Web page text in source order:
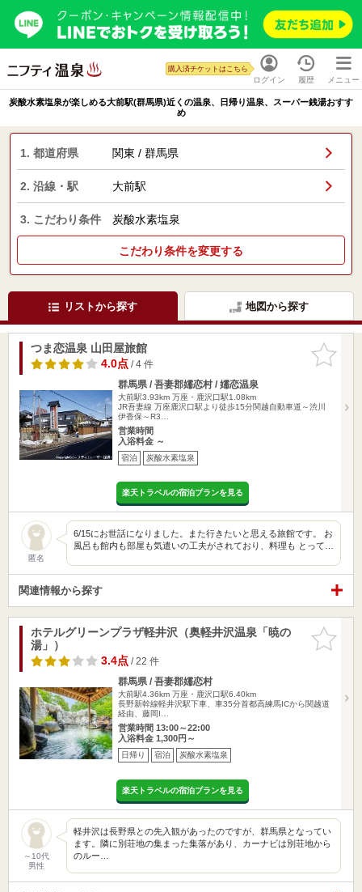
ログイン
購入済チケットはこちら
履歴 メニュー
炭酸水素塩泉が楽しめる大前駅(群馬県)近くの温泉、日帰り温泉、スーパー銭湯おすす
め
1. 都道府県 関東 / 群馬県
2. 沿線・駅 大前駅
3. こだわり条件 炭酸水素塩泉
こだわり条件を変更する
リストから探す 地図から探す
お気に入
りに追加
つま恋温泉 山田屋旅館
4.0点/ 4 件
群馬県 / 吾妻郡嬬恋村 / 嬬恋温泉
大前駅3.93km 万座・鹿沢口駅1.08km
JR吾妻線 万座鹿沢口駅より徒歩15分関越自動車道～渋川
伊香保～R3…
営業時間
入浴料金 ～
宿泊 炭酸水素塩泉
楽天トラベルの宿泊プランを見る
匿名
6/15にお世話になりました。また行きたいと思える旅館です。 お
風呂も館内も部屋も気遣いの工夫がされており、料理も とって…
関連情報から探す
お気に入
りに追加
ホテルグリーンプラザ軽井沢（奥軽井沢温泉「暁の
湯」）
3.4点/ 22 件
群馬県 / 吾妻郡嬬恋村
大前駅4.36km 万座・鹿沢口駅6.40km
長野新幹線軽井沢駅下車、車35分首都高練馬ICから関越道
経由、藤岡I…
営業時間 13:00～22:00
入浴料金 1,300円～
日帰り 宿泊 炭酸水素塩泉
楽天トラベルの宿泊プランを見る
～10代
男性
軽井沢は長野県との先入観があったのですが、群馬県となってい
ます。隣に別荘地の集まった集落があり、カーナビは別荘地から
のルー…